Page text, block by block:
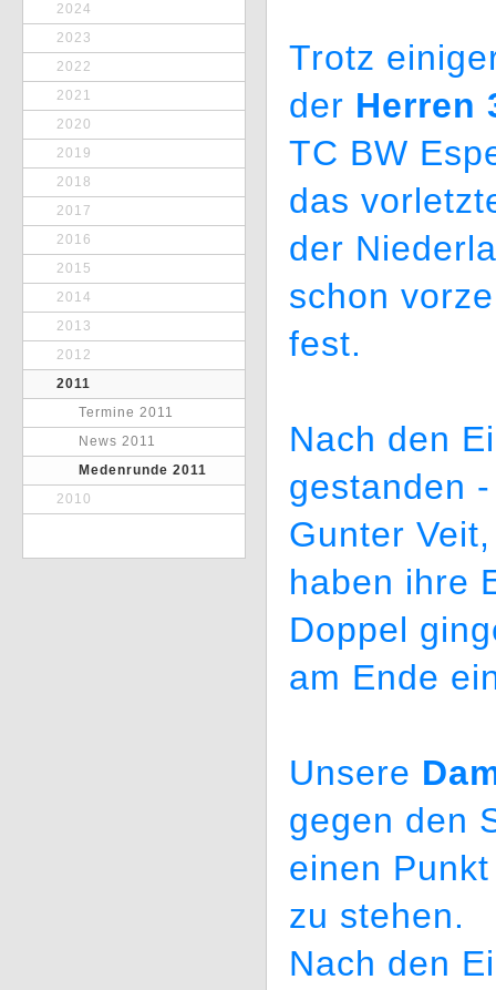
2024
2023
2022
2021
2020
2019
2018
2017
2016
2015
2014
2013
2012
2011
Termine 2011
News 2011
Medenrunde 2011
2010
Trotz
der Herren
TC BW
das
der
schon
fest.
Nach den
gestanden
Gunter
haben ihre
Doppel
am Ende
Unsere
gegen den
einen
zu stehen.
Nach den